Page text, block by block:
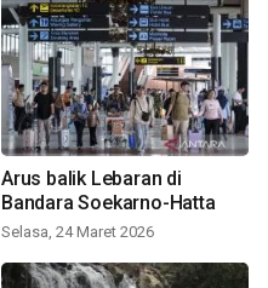
Arus balik Lebaran di
Bandara Soekarno-Hatta
Selasa, 24 Maret 2026